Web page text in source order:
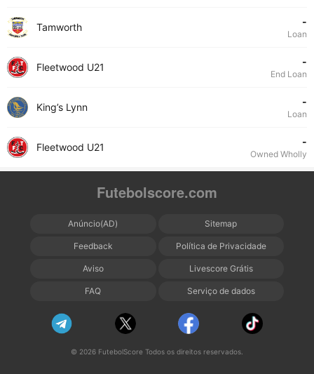
Tamworth -
Loan
Fleetwood U21 -
End Loan
King’s Lynn -
Loan
Fleetwood U21 -
Owned Wholly
Futebolscore.com
Anúncio(AD) Sitemap
Feedback Política de Privacidade
Aviso Livescore Grátis
FAQ Serviço de dados
© 2026 FutebolScore Todos os direitos reservados.